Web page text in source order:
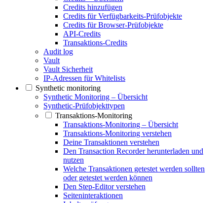
Credits hinzufügen
Credits für Verfügbarkeits-Prüfobjekte
Credits für Browser-Prüfobjekte
API-Credits
Transaktions-Credits
Audit log
Vault
Vault Sicherheit
IP-Adressen für Whitelists
Synthetic monitoring
Synthetic Monitoring – Übersicht
Synthetic-Prüfobjekttypen
Transaktions-Monitoring
Transaktions-Monitoring – Übersicht
Transaktions-Monitoring verstehen
Deine Transaktionen verstehen
Den Transaction Recorder herunterladen und
nutzen
Welche Transaktionen getestet werden sollten
oder getestet werden können
Den Step-Editor verstehen
Seiteninteraktionen